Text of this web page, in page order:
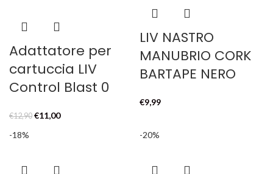
Adattatore per
cartuccia LIV
Control Blast 0
€12,90 Il
€12,90.
€11,00Il
LIV NASTRO
MANUBRIO CORK
BARTAPE NERO
€9,99
-18% -20%